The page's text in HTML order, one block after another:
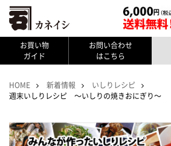
お買い物
ガイド
お問い合わせ
はこちら
HOME 新着情報
いしりレシピ
週末いしりレシピ ～いしりの焼きおにぎり～